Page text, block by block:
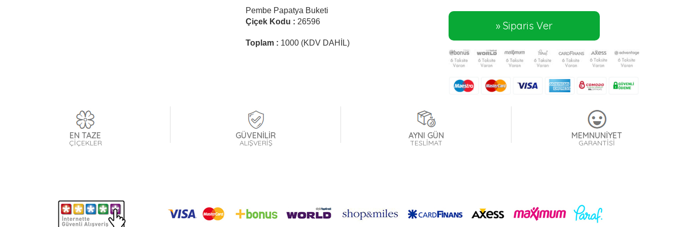
Pembe Papatya Buketi
Çiçek Kodu : 26596
Toplam : 1000 (KDV DAHİL)
EN TAZE
ÇİÇEKLER
GÜVENİLİR
ALIŞVERİŞ
AYNI GÜN
TESLİMAT
MEMNUNİYET
GARANTİSİ